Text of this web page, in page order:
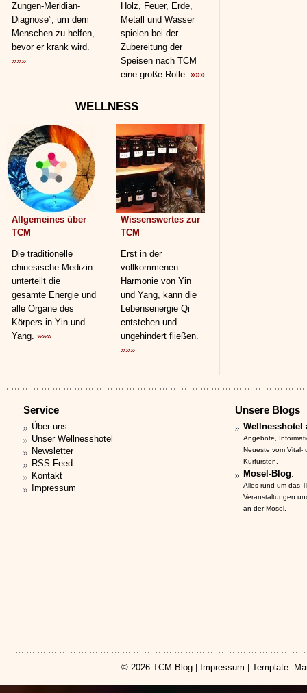
Zungen-Meridian-
Diagnose”, um dem
Menschen zu helfen,
bevor er krank wird.
»»»
Holz, Feuer, Erde,
Metall und Wasser
spielen bei der
Zubereitung der
Speisen nach TCM
eine große Rolle. »»»
WELLNESS
Allgemeines über
TCM
Die traditionelle
chinesische Medizin
unterteilt die
gesamte Energie und
alle Organe des
Körpers in Yin und
Yang. »»»
Wissenswertes zur
TCM
Erst in der
vollkommenen
Harmonie von Yin
und Yang, kann die
Lebensenergie Qi
entstehen und
ungehindert fließen.
»»»
Service
Über uns
Unser Wellnesshotel
Newsletter
RSS-Feed
Kontakt
Impressum
Unsere Blogs
Wellnesshotel
Angebote,
Neueste vom Vital-
Kurfürsten.
Mosel-Blog:
Alles rund um das
Veranstaltungen
an der Mosel.
© 2026 TCM-Blog| Impressum | Template: